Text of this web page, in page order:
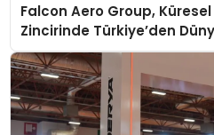
Falcon Aero Group,
Zincirinde Türkiye’den